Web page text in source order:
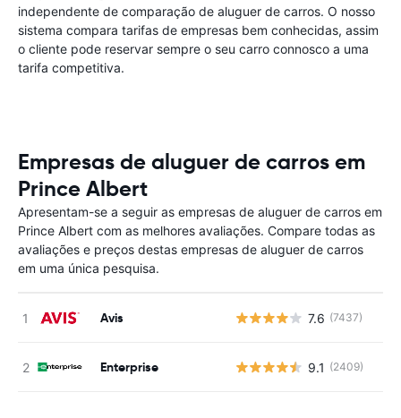
independente de comparação de aluguer de carros. O nosso
sistema compara tarifas de empresas bem conhecidas, assim
o cliente pode reservar sempre o seu carro connosco a uma
tarifa competitiva.
Empresas de aluguer de carros em
Prince Albert
Apresentam-se a seguir as empresas de aluguer de carros em
Prince Albert com as melhores avaliações. Compare todas as
avaliações e preços destas empresas de aluguer de carros
em uma única pesquisa.
Avis 7.6 (7437)
Enterprise 9.1 (2409)